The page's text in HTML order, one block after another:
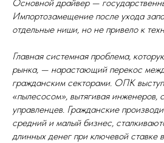
Основной драйвер —
Импортозамещение после ухода
отдельные ниши, но не привело к
Главная системная проблема,
рынка, — нарастающий перекос
гражданским секторами. ОПК
«пылесосом», вытягивая инженеров,
управленцев. Гражданские
средний и малый бизнес,
длинных денег при ключевой ставке